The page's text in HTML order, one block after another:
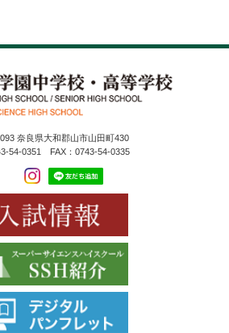
奈良県大和郡山市山田町430
54-0351 FAX：0743-54-0335